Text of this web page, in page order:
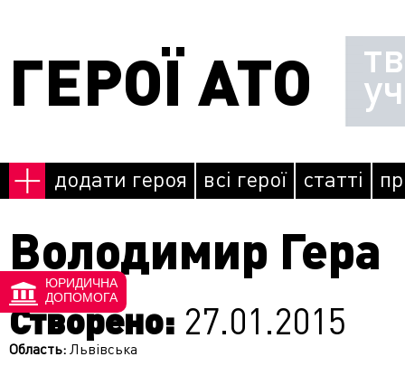
ГЕРОЇ АТО
додати героя всі герої статті
Володимир Гера
Створено: 27.01.2015
Область: Львівська
ЮРИДИЧНА
ДОПОМОГА